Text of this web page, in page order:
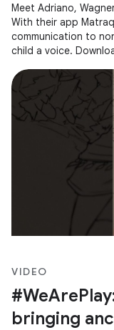
Meet Adriano,
With their app
communication to
child a voice.
VIDEO
bringing